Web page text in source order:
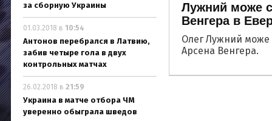
за сборную Украины
01.03.2018 в 10:54
Антонов перебрался в Латвию,
забив четыре гола в двух
контрольных матчах
26.02.2018 в 21:59
Украина в матче отбора ЧМ
уверенно обыграла шведов
Лужний може
Венгера в
Олег Лужний може
Арсена Венгера.